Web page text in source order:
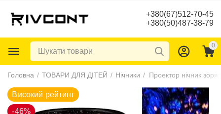
+380(67)512-70-45
+380(50)487-38-79
0
Головна / ТОВАРИ ДЛЯ ДІТЕЙ / Нічники /